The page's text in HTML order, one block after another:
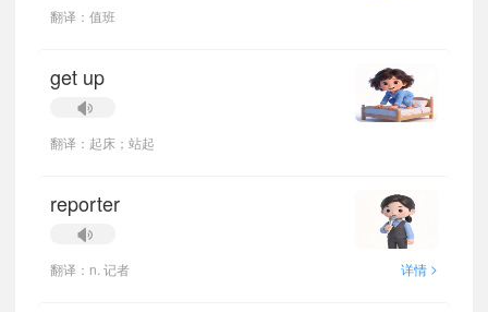
翻译：值班
get up
翻译：起床；站起
reporter
翻译：n. 记者 详情 >